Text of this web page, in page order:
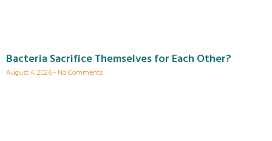
Bacteria Sacrifice Themselves for Each Other?
August 4, 2026 No Comments